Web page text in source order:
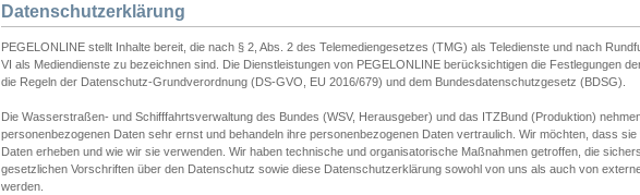
Datenschutzerklärung
PEGELONLINE stellt Inhalte bereit, die nach § 2, Abs. 2 des Telemediengesetzes (TMG) als Teledienste und nach
VI als Mediendienste zu bezeichnen sind. Die Dienstleistungen von PEGELONLINE berücksichtigen die Festlegungen
die Regeln der Datenschutz-Grundverordnung (DS-GVO, EU 2016/679) und dem Bundesdatenschutzgesetz (BDSG).
Die Wasserstraßen- und Schifffahrtsverwaltung des Bundes (WSV, Herausgeber) und das ITZBund (Produktion)
personenbezogenen Daten sehr ernst und behandeln ihre personenbezogenen Daten vertraulich. Wir möchten, dass
Daten erheben und wie wir sie verwenden. Wir haben technische und organisatorische Maßnahmen getroffen, die
gesetzlichen Vorschriften über den Datenschutz sowie diese Datenschutzerklärung sowohl von uns als auch von
werden.